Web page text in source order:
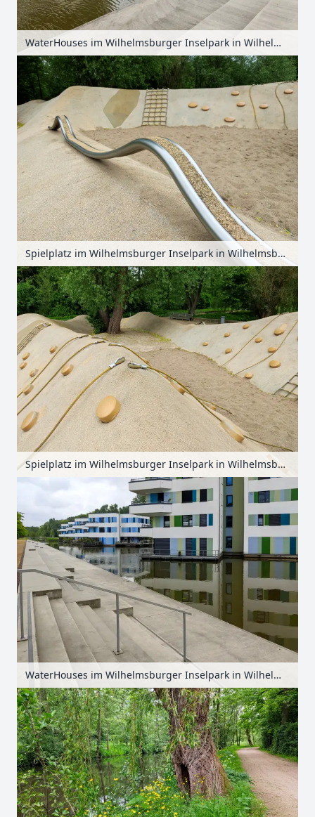
WaterHouses im Wilhelmsburger Inselpark in Wilhelmsburg, Hamburg, Deutschland
Spielplatz im Wilhelmsburger Inselpark in Wilhelmsburg, Hamburg, Deutschland
Spielplatz im Wilhelmsburger Inselpark in Wilhelmsburg, Hamburg, Deutschland
WaterHouses im Wilhelmsburger Inselpark in Wilhelmsburg, Hamburg, Deutschland